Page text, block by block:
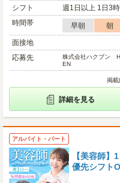
シフト
週1日以上 1日3
時間帯
早朝 朝
面接地
応募先
株式会社ハクブン
EN
掲載
詳細を見る
アルバイト・パート
【美容師】
優先シフト